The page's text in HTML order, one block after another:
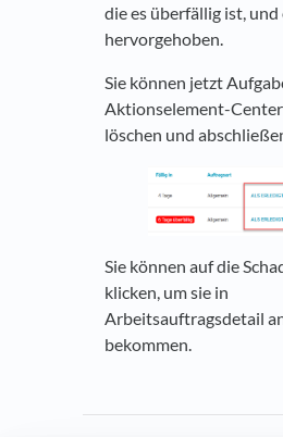
die es überfällig ist,
hervorgehoben.
Sie können jetzt
Aktionselement-Center
löschen und
Sie können auf die
klicken, um sie in
Arbeitsauftragsdetail
bekommen.